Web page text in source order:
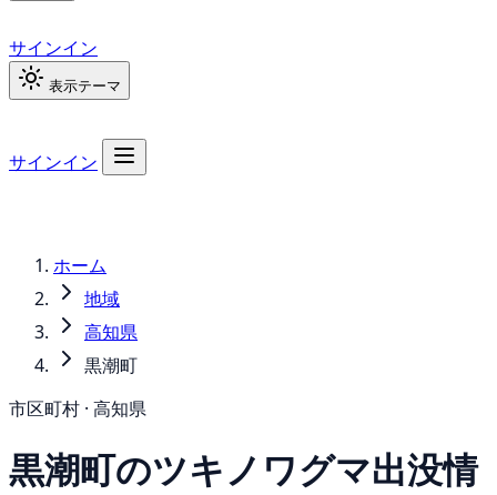
サインイン
表示テーマ
サインイン
ホーム
地域
高知県
黒潮町
市区町村 · 高知県
黒潮町のツキノワグマ出没情